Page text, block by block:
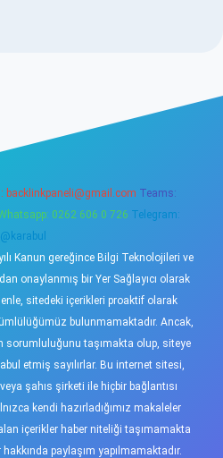
backlinkpaneli@gmail.com Teams:
0262 606 0 726 Telegram:
@karabul
Kanun gereğince Bilgi Teknolojileri ve
onaylanmış bir Yer Sağlayıcı olarak
sitedeki içerikleri proaktif olarak
bulunmamaktadır. Ancak,
sorumluluğunu taşımakta olup, siteye
etmiş sayılırlar. Bu internet sitesi,
şahıs şirketi ile hiçbir bağlantısı
kendi hazırladığımız makaleler
içerikler haber niteliği taşımamakta
paylaşım yapılmamaktadır.